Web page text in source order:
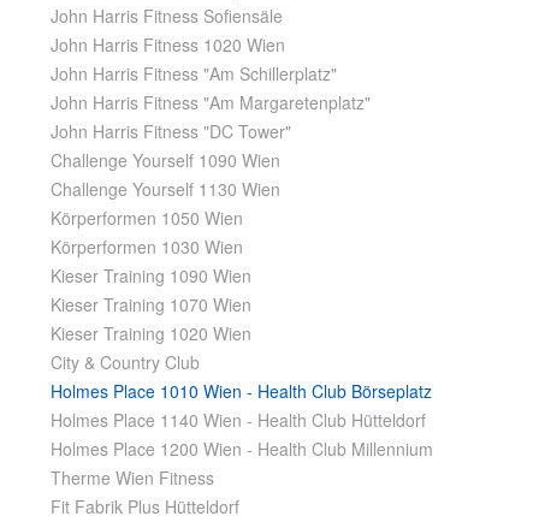
John Harris Fitness Sofiensäle
John Harris Fitness 1020 Wien
John Harris Fitness "Am Schillerplatz"
John Harris Fitness "Am Margaretenplatz"
John Harris Fitness "DC Tower"
Challenge Yourself 1090 Wien
Challenge Yourself 1130 Wien
Körperformen 1050 Wien
Körperformen 1030 Wien
Kieser Training 1090 Wien
Kieser Training 1070 Wien
Kieser Training 1020 Wien
City & Country Club
Holmes Place 1010 Wien - Health Club Börseplatz
Holmes Place 1140 Wien - Health Club Hütteldorf
Holmes Place 1200 Wien - Health Club Millennium
Therme Wien Fitness
Fit Fabrik Plus Hütteldorf